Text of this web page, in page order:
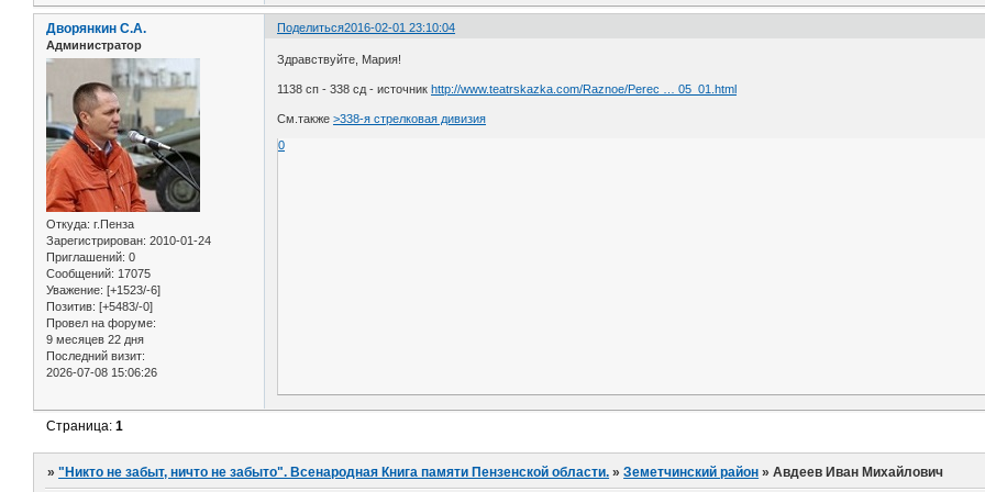
Поделиться2016-02-01 23:10:04
Дворянкин С.А.
Администратор
Откуда: г.Пенза
Зарегистрирован: 2010-01-24
Приглашений: 0
Сообщений: 17075
Уважение: [+1523/-6]
Позитив: [+5483/-0]
Провел на форуме:
9 месяцев 22 дня
Последний визит:
2026-07-08 15:06:26
Здравствуйте, Мария!
1138 сп - 338 сд - источникhttp://www.teatrskazka.com/Raznoe/Perec … 05_01.html
См.также>338-я стрелковая дивизия
0
Страница:1
»"Никто не забыт, ничто не забыто". Всенародная Книга памяти Пензенской области. »Земетчинский район »Авдеев Иван Михайлович